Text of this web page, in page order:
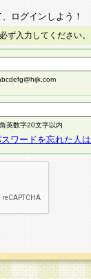
ログインしよう！
ず入力してください。
英数字20文字以内
ワードを忘れた人は